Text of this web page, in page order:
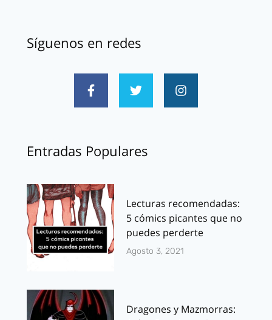
Síguenos en redes
Entradas Populares
Lecturas recomendadas:
5 cómics picantes que no
puedes perderte
Agosto 3, 2021
Dragones y Mazmorras: